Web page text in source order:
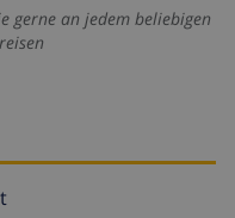
gerne an jedem beliebigen